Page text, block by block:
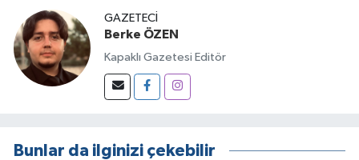
GAZETECI
Berke ÖZEN
Kapaklı Gazetesi Editör
Bunlar da ilginizi çekebilir